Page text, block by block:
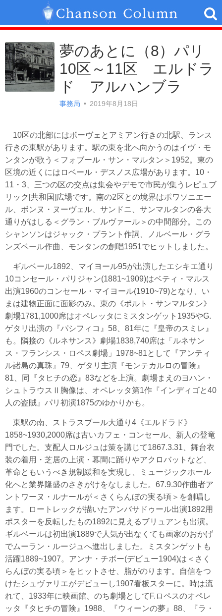
夢のあとに（8）パリ
10区～11区 エルドラ
ド アルハンブラ
事務局 • 2019年8月18日
10区の北部にはボーヴェとアミアン行きの北駅、ランス
行きの東駅があります。駅の東を北へ向かうのはイヴ・モ
ンタンが歌う＜フォブール・サン・マルタン＞1952。東の
区境の近くにはロベール・デスノス広場があります。10・
11・3、三つの区の交点は集会やデモで市民が集うレピュブ
リック[共和国]広場です。南の2区との境界はポワソニエー
ル、ボンヌ・ヌーヴェル、サンドニ、サンマルタンの各大
通りがはしる＜グラン・ブルヴァール＞の中間部分。この
シャンソンはジャック・プラント作詞、ノルベール・グラ
ンズベール作曲、モンタンの創唱1951でヒットしました。
ギルベール1892、マイヨール95が出演したエシキエ通り
10コンセール・パリジャン(1881~1909)はベティ・マルス
出演1960のコンセール・マイヨール(1910~79)となり、い
まは建物正面に面影のみ。東の《ポルト・サンマルタン》
劇場1781,1000席はオペレッタにミスタンゲット1935やG.
ゲタリ出演の『パシフィコ』58、81年に『皇帝のスミレ』
も。隣接の《ルネサンス》劇場1838,740席は「ルネサン
ス・フランシス・ロペス劇場」1978~81として『アンティ
ル諸島の真珠』79、ゲタリ主演『モンテカルロの冒険』
81、同『タヒチの恋』83などを上演。劇場まえのヨハン・
シュトラウスⅡ胸像は、オペレッタ第1作『インディゴと40
人の盗賊』パリ初演1875のゆかりかも。
東駅の南、ストラスブール大通り4《エルドラド》
1858~1930,2000席は古いカフェ・コンセール、新人の登竜
門でした。支配人ロルジュは策を講じて1867.3.31、舞台衣
装の着用・芝居の上演・幕間に踊りやアクロバットなど、
革命ともいうべき規制緩和を実現し、ミュージックホール
化へと業界隆盛のさきがけをなしました。67.9.30作曲者ア
ントワーヌ・ルナールが＜さくらんぼの実る頃＞を創唱し
ます。ロートレックが描いたアンバサドゥール出演1892用
ポスターを反転したもの1892に見えるブリュアンも出演。
ギルベールは初出演1889で人気が出なくても画家のおかげ
でムーラン・ルージュへ進出しました。ミスタンゲットも
活躍1889~1907。アンナ・チボー(デビュー1904)は＜さく
らんぼの実る頃＞をヒットさせ、脂がのります。自信をつ
けたシュヴァリエがデビューし1907看板スターに。時は流
れて、1933年に映画館、のち劇場としてF.ロペスのオペレ
ッタ『タヒチの冒険』1988、『ウィーンの夢』88、『ラ・